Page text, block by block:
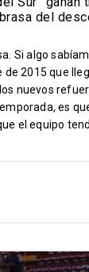
del
Si algo
2015 que
nuevos
es
el equipo